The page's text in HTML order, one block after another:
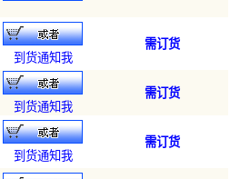
到货通知我
需订货
到货通知我
需订货
到货通知我
需订货